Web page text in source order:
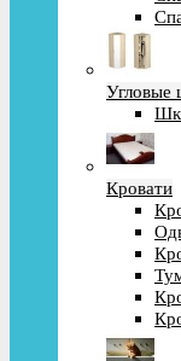
Угловые
Кровати